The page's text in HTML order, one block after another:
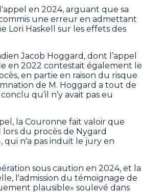
en 2024, arguant que sa
une erreur en admettant
Lori Haskell sur les effets des
Jacob Hoggard, dont l’appel
en 2022 contestait également le
en partie en raison du risque
de M. Hoggard a tout de
qu’il n’y avait pas eu
la Couronne fait valoir que
du procès de Nygard
qui n'a pas induit le jury en
sous caution en 2024, et la
l'admission du témoignage de
plausible» soulevé dans